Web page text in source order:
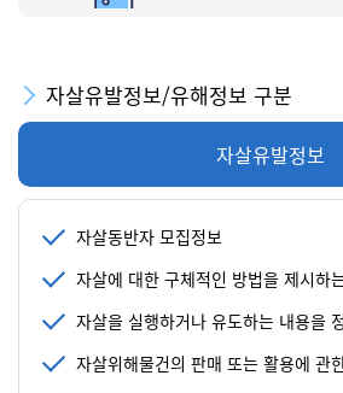
자살유발정보/유해정보 구분
자살유발정보
자살동반자 모집정보
자살에 대한 구체적인 방법을 제시하
자살을 실행하거나 유도하는 내용을
자살위해물건의 판매 또는 활용에 관